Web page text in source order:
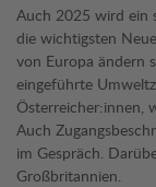
Auch 2025 wird ein
die wichtigsten
von Europa ändern
eingeführte
Österreicher:innen,
Auch
im Gespräch.
Großbritannien.